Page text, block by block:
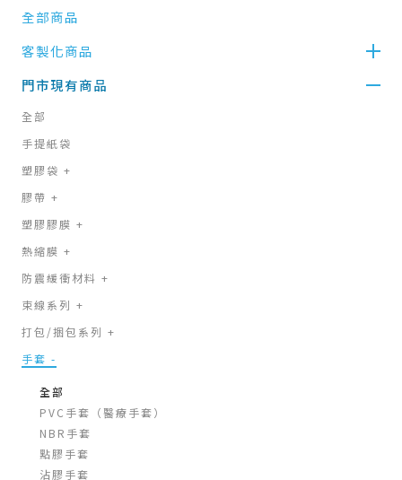
全部商品
客製化商品
門市現有商品
全部
手提紙袋
塑膠袋 +
膠帶 +
塑膠膠膜 +
熱縮膜 +
防震緩衝材料 +
束線系列 +
打包/捆包系列 +
手套 -
全部
PVC手套（醫療手套）
NBR手套
點膠手套
沾膠手套